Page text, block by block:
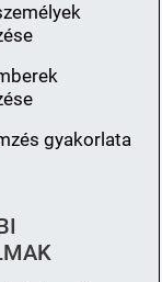
gyakorlata